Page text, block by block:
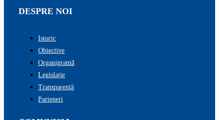
DESPRE NOI
Istoric
Obiective
Organigramă
Legislație
Transparenţă
Parteneri